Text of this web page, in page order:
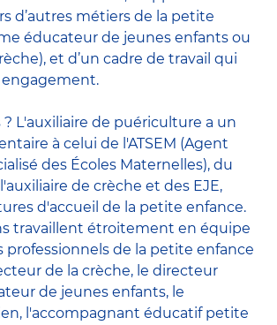
d’autres métiers de la petite
éducateur de jeunes enfants ou
et d’un cadre de travail qui
? L'auxiliaire de puériculture a un
à celui de l'ATSEM (Agent
des Écoles Maternelles), du
de crèche et des EJE,
d'accueil de la petite enfance.
travaillent étroitement en équipe
professionnels de la petite enfance
de la crèche, le directeur
de jeunes enfants, le
, l'accompagnant éducatif petite